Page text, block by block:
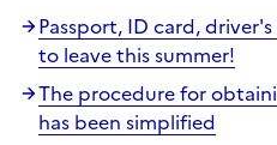
Passport, ID card,
to leave this summer!
The procedure for
has been simplified